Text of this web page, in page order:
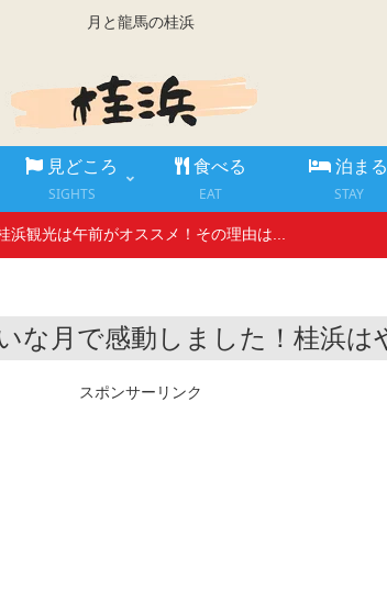
月と龍馬の桂浜
見どころ
SIGHTS
食べる
EAT
泊まる
STAY
浜観光は午前がオススメ！その理由は...
な月で感動しました！桂浜
スポンサーリンク